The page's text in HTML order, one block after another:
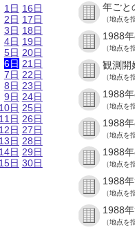
1日
2日
3日
4日
5日
6日
7日
8日
9日
10日
11日
12日
13日
14日
15日
16日
17日
18日
19日
20日
21日
22日
23日
24日
25日
26日
27日
28日
29日
30日
年ごと
（地点を
1988
（地点を
観測開
（地点を
1988
（地点を
1988
（地点を
1988
（地点を
1988
（地点を
1988
（地点を